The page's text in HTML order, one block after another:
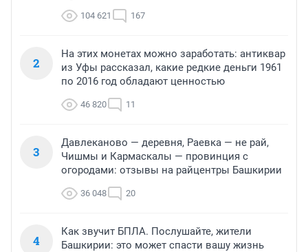
104 621 167
2
На этих монетах можно заработать: антиквар
из Уфы рассказал, какие редкие деньги 1961
по 2016 год обладают ценностью
46 820 11
3
Давлеканово — деревня, Раевка — не рай,
Чишмы и Кармаскалы — провинция с
огородами: отзывы на райцентры Башкирии
36 048 20
4
Как звучит БПЛА. Послушайте, жители
Башкирии: это может спасти вашу жизнь